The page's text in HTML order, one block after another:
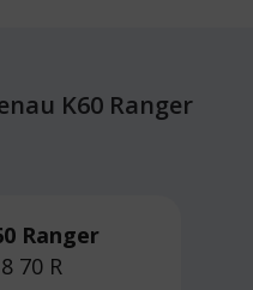
K60 Ranger
Ranger
70 R